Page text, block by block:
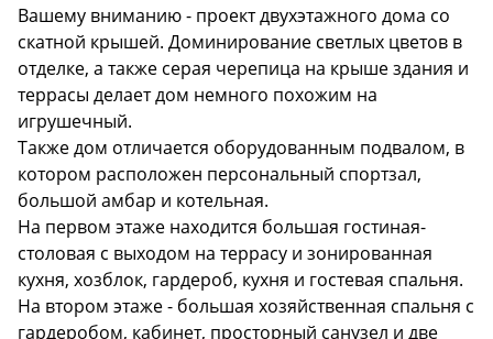
Description
Вашему вниманию - проект двухэтажного дома со
скатной крышей. Доминирование светлых цветов в
отделке, а также серая черепица на крыше здания и
террасы делает дом немного похожим на
игрушечный.
Также дом отличается оборудованным подвалом, в
котором расположен персональный спортзал,
большой амбар и котельная.
На первом этаже находится большая гостиная-
столовая с выходом на террасу и зонированная
кухня, хозблок, гардероб, кухня и гостевая спальня.
На втором этаже - большая хозяйственная спальня с
гардеробом, кабинет, просторный санузел и две